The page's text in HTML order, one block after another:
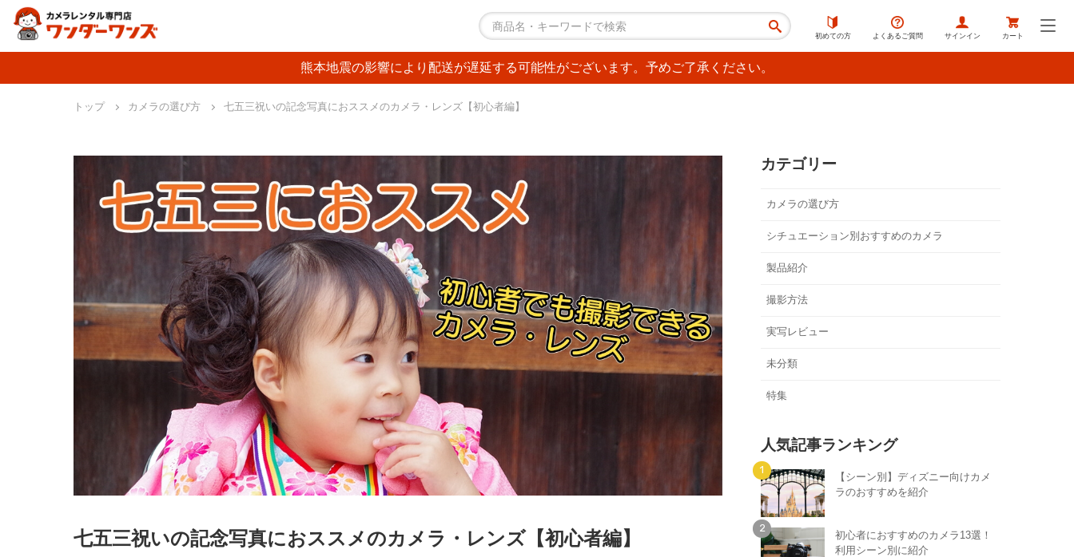
初めての方 よくあるご質問 サインイン カート
熊本地震の影響により配送が遅延する可能性がございます。予めご了承ください。
トップ カメラの選び方 七五三祝いの記念写真におススメのカメラ・レンズ【初心者編】
七五三祝いの記念写真におススメのカメラ・レンズ【初心者編】
カテゴリー
カメラの選び方
シチュエーション別おすすめのカメラ
製品紹介
撮影方法
実写レビュー
未分類
特集
人気記事ランキング
【シーン別】ディズニー向けカメ
ラのおすすめを紹介
初心者におすすめのカメラ13選！
利用シーン別に紹介